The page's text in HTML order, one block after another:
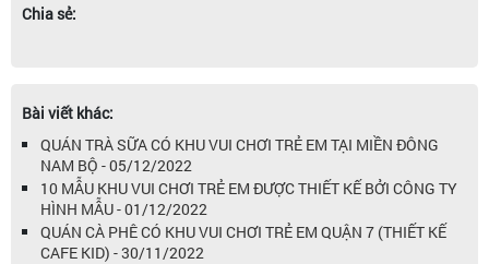
Chia sẻ:
Bài viết khác:
QUÁN TRÀ SỮA CÓ KHU VUI CHƠI TRẺ EM TẠI MIỀN ĐÔNG
NAM BỘ - 05/12/2022
10 MẪU KHU VUI CHƠI TRẺ EM ĐƯỢC THIẾT KẾ BỞI CÔNG TY
HÌNH MẪU - 01/12/2022
QUÁN CÀ PHÊ CÓ KHU VUI CHƠI TRẺ EM QUẬN 7 (THIẾT KẾ
CAFE KID) - 30/11/2022